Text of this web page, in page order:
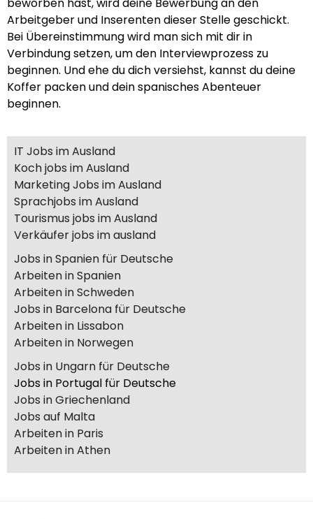
Arbeitgeber und Inserenten dieser Stelle geschickt.
Bei Übereinstimmung wird man sich mit dir in
Verbindung setzen, um den Interviewprozess zu
beginnen. Und ehe du dich versiehst, kannst du deine
Koffer packen und dein spanisches Abenteuer
beginnen.
IT Jobs im Ausland
Koch jobs im Ausland
Marketing Jobs im Ausland
Sprachjobs im Ausland
Tourismus jobs im Ausland
Verkäufer jobs im ausland
Jobs in Spanien für Deutsche
Arbeiten in Spanien
Arbeiten in Schweden
Jobs in Barcelona für Deutsche
Arbeiten in Lissabon
Arbeiten in Norwegen
Jobs in Ungarn für Deutsche
Jobs in Portugal für Deutsche
Jobs in Griechenland
Jobs auf Malta
Arbeiten in Paris
Arbeiten in Athen